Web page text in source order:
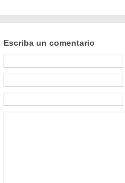
Escriba un comentario